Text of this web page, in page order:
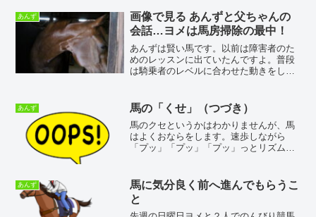
お見舞い申し上げます。最近は馬にとっ
ても騎乗者にとっても暑さが...
あんず
画像で見る あんずと父ちゃんの
会話…ヨメは馬房掃除の最中！
あんずは賢い馬です。以前は障害者のた
めのレッスンに出ていたんですよ。普段
は騎乗者のレベルに合わせた動きをしっ
な様子を、今回の画像と動画からお見せ
しようと思います。馬は時...
あんず 馬の「くせ」（つづき）
馬のクセというかはわかりませんが、馬
はよくおならをします。速歩しながら
「プッ」「プッ」「プッ」っとリズムよ
けてブラッシングをしているときによく
「やってくれる」子もいます...
あんず
馬に気分良く前へ進んでもらうこ
と